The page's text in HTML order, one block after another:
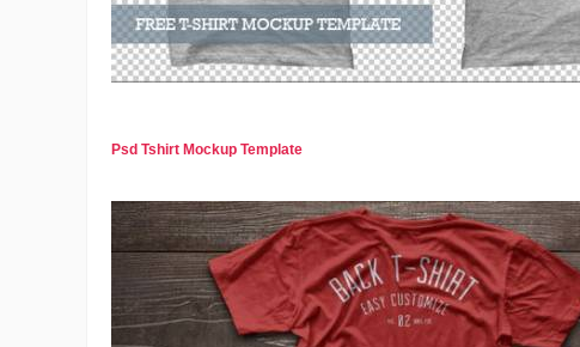
Psd Tshirt Mockup Template